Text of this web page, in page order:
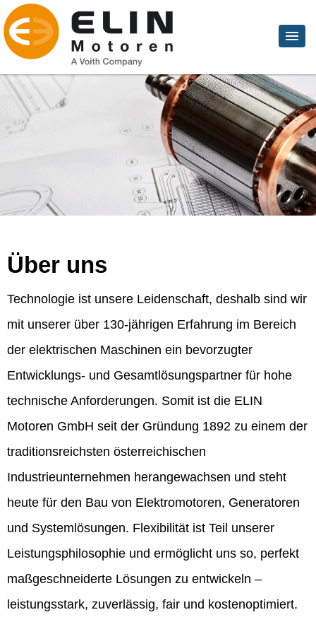
Über uns
Technologie ist unsere Leidenschaft, deshalb sind wir
mit unserer über 130-jährigen Erfahrung im Bereich
der elektrischen Maschinen ein bevorzugter
Entwicklungs- und Gesamtlösungspartner für hohe
technische Anforderungen. Somit ist die ELIN
Motoren GmbH seit der Gründung 1892 zu einem der
traditionsreichsten österreichischen
Industrieunternehmen herangewachsen und steht
heute für den Bau von Elektromotoren, Generatoren
und Systemlösungen. Flexibilität ist Teil unserer
Leistungsphilosophie und ermöglicht uns so, perfekt
maßgeschneiderte Lösungen zu entwickeln –
leistungsstark, zuverlässig, fair und kostenoptimiert.